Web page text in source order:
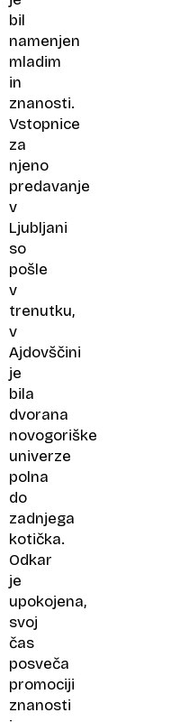
bil
namenjen
mladim
in
znanosti.
Vstopnice
za
njeno
predavanje
v
Ljubljani
so
pošle
v
trenutku,
v
Ajdovščini
je
bila
dvorana
novogoriške
univerze
polna
do
zadnjega
kotička.
Odkar
je
upokojena,
svoj
čas
posveča
promociji
znanosti